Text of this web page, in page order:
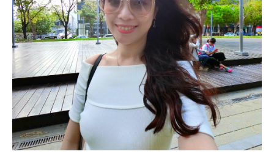
美
顏
又
美
腿
相
機
~
情
人
節
禮
好
選